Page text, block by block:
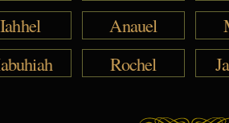
Iahhel Anauel
Rochel